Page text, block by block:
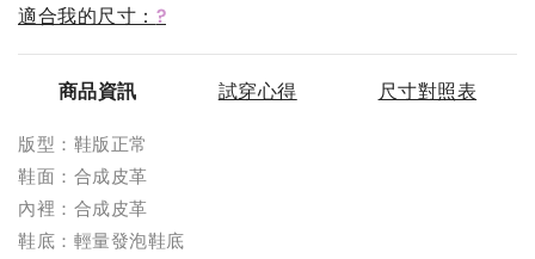
適合我的尺寸： ?
商品資訊 試穿心得 尺寸對照表
版型：鞋版正常
鞋面：合成皮革
內裡：合成皮革
鞋底：輕量發泡鞋底